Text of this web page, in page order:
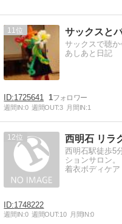
11 サックスと
サックスで聴
あしあと日記
1725641 1
週間IN:0 週間OUT:3 月間IN:1
12 西明石 リラ
西明石駅徒歩5
ションサロン。 アロマトリートメント・ロミロミ・全身
着衣ボディケ
1748222
週間IN:0 週間OUT:10 月間IN:0